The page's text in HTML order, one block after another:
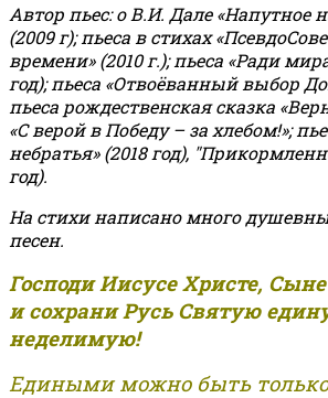
Автор пьес: о В.И. Дале «Напутное
(2009 г); пьеса в стихах
времени» (2010 г.); пьеса «Ради
год); пьеса «Отвоёванный выбор
пьеса рождественская сказка
«С верой в Победу – за хлебом!»;
небратья» (2018 год),
год).
На стихи написано много
песен.
Господи Иисусе Христе,
и сохрани Русь Святую
неделимую!
Едиными можно быть только